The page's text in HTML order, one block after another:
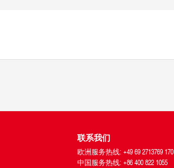
联系我们
欧洲服务热线: +49 69 2713769 170
中国服务热线: +86 400 822 1055